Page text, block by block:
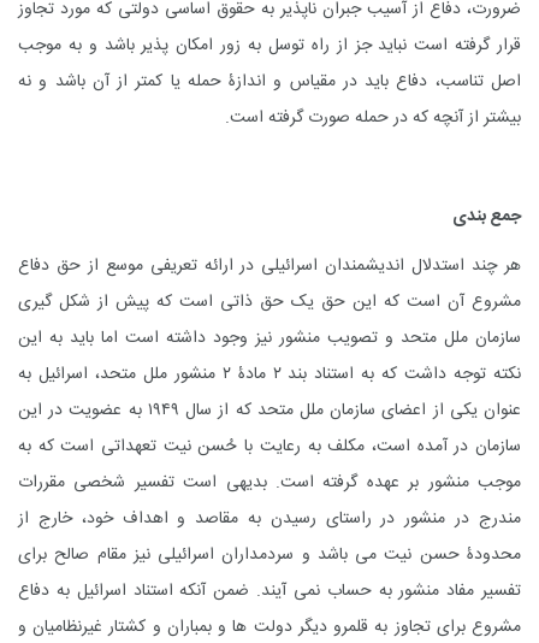
ضرورت، دفاع از آسیب جبران ناپذیر به حقوق اساسی دولتی که مورد تجاوز
قرار گرفته است نباید جز از راه توسل به زور امکان پذیر باشد و به موجب
اصل تناسب، دفاع باید در مقیاس و اندازۀ حمله یا کمتر از آن باشد و نه
بیشتر از آنچه که در حمله صورت گرفته است.
جمع بندی
هر چند استدلال اندیشمندان اسرائیلی در ارائه تعریفی موسع از حق دفاع
مشروع آن است که این حق یک حق ذاتی است که پیش از شکل گیری
سازمان ملل متحد و تصویب منشور نیز وجود داشته است اما باید به این
نکته توجه داشت که به استناد بند ۲ مادۀ ۲ منشور ملل متحد، اسرائیل به
عنوان یکی از اعضای سازمان ملل متحد که از سال ۱۹۴۹ به عضویت در این
سازمان در آمده است، مکلف به رعایت با حُسن نیت تعهداتی است که به
موجب منشور بر عهده گرفته است. بدیهی است تفسیر شخصی مقررات
مندرج در منشور در راستای رسیدن به مقاصد و اهداف خود، خارج از
محدودۀ حسن نیت می باشد و سردمداران اسرائیلی نیز مقام صالح برای
تفسیر مفاد منشور به حساب نمی آیند. ضمن آنکه استناد اسرائیل به دفاع
مشروع برای تجاوز به قلمرو دیگر دولت ها و بمباران و کشتار غیرنظامیان و